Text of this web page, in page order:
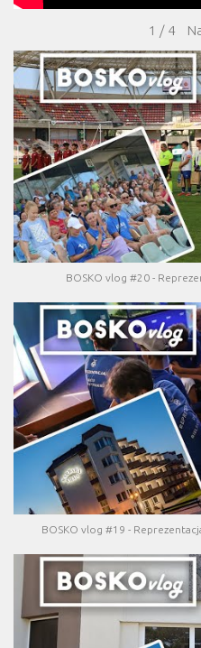
1 / 4
BOSKO vlog #20 -
BOSKO vlog #19 -